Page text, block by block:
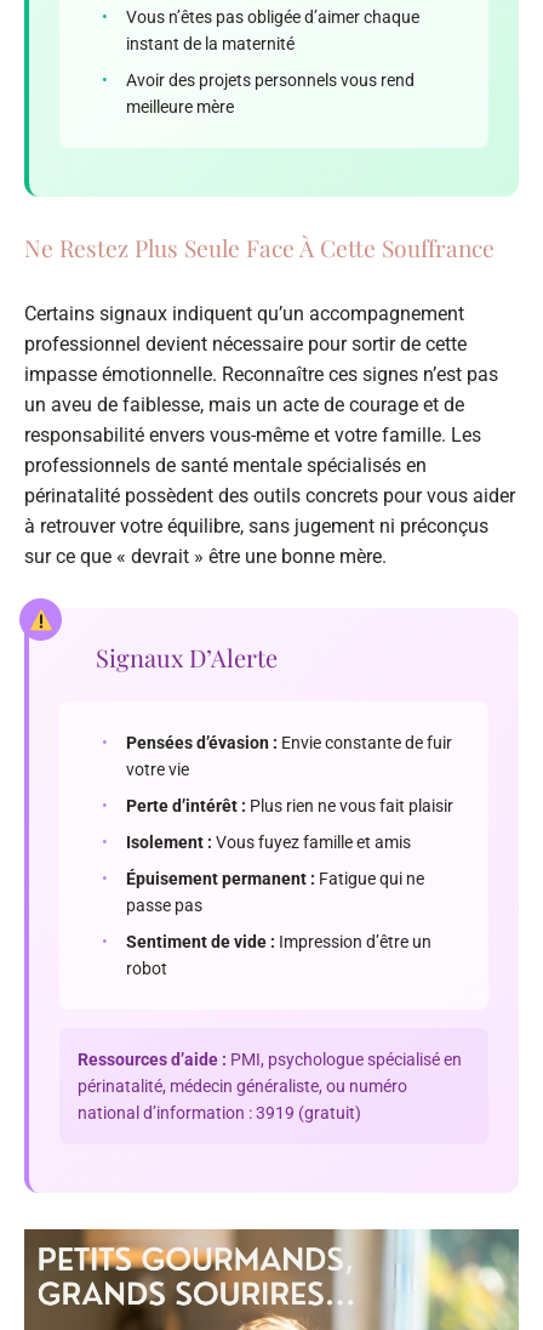
•
Vous n’êtes pas obligée d’aimer chaque
instant de la maternité
•
Avoir des projets personnels vous rend
meilleure mère
Ne Restez Plus Seule Face À Cette Souffrance
Certains signaux indiquent qu’un accompagnement
professionnel devient nécessaire pour sortir de cette
impasse émotionnelle. Reconnaître ces signes n’est pas
un aveu de faiblesse, mais un acte de courage et de
responsabilité envers vous-même et votre famille. Les
professionnels de santé mentale spécialisés en
périnatalité possèdent des outils concrets pour vous aider
à retrouver votre équilibre, sans jugement ni préconçus
sur ce que « devrait » être une bonne mère.
Signaux D’Alerte
• Pensées d’évasion : Envie constante de fuir
votre vie
•
Perte d’intérêt : Plus rien ne vous fait plaisir
•
Isolement : Vous fuyez famille et amis
•
Épuisement permanent : Fatigue qui ne
passe pas
•
Sentiment de vide : Impression d’être un
robot
Ressources d’aide : PMI, psychologue spécialisé en
périnatalité, médecin généraliste, ou numéro
national d’information : 3919 (gratuit)